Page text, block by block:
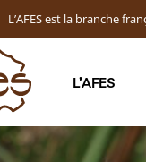
L’AFES est la branche
L’AFES